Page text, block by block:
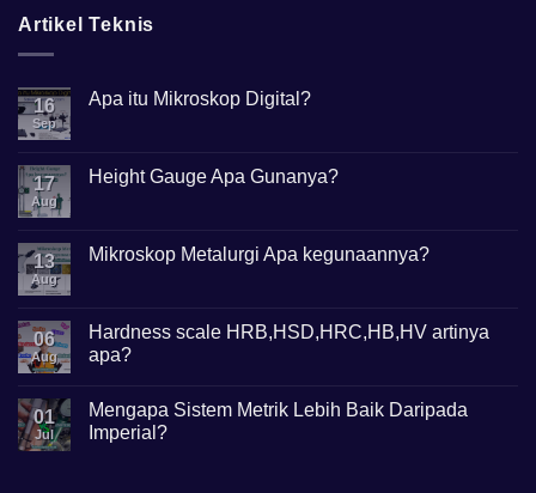
Artikel Teknis
16
Sep
Apa itu Mikroskop Digital?
Apa
itu
17
Aug
Height Gauge Apa Gunanya?
Height
Gauge
13
Aug
Mikroskop Metalurgi Apa kegunaannya?
Mikroskop
Metalurgi
Apa
06
Aug
Hardness scale HRB,HSD,HRC,HB,HV artinya
apa?
on
Hardness
scale
01
Jul
Mengapa Sistem Metrik Lebih Baik Daripada
Imperial?